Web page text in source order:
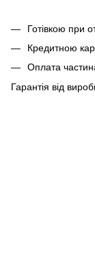
Готівкою при
Кредитною
Оплата
Гарантія від